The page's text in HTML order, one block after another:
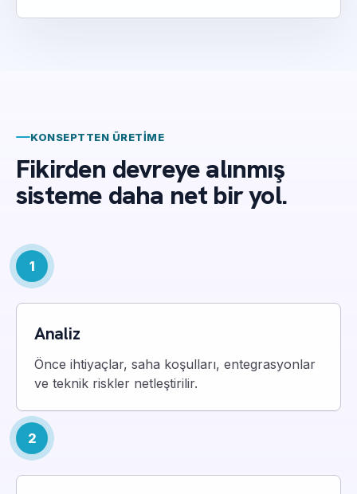
KONSEPTTEN ÜRETIME
Fikirden devreye alınmış
sisteme daha net bir yol.
1
Analiz
Önce ihtiyaçlar, saha koşulları, entegrasyonlar
ve teknik riskler netleştirilir.
2